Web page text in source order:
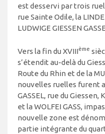
est desservi par trois
rue Sainte Odile, la
LUDWIGE GIESSEN
Vers la fin du XVIIIème
s’étendit au-delà du
Route du Rhin et de la
nouvelles ruelles furent
GASSEL, rue du Giessen,
et la WOLFEI GASS,
nouvelle zone est
partie intégrante du